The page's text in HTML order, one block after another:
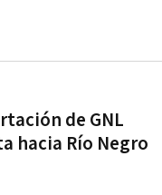
de GNL
hacia Río Negro